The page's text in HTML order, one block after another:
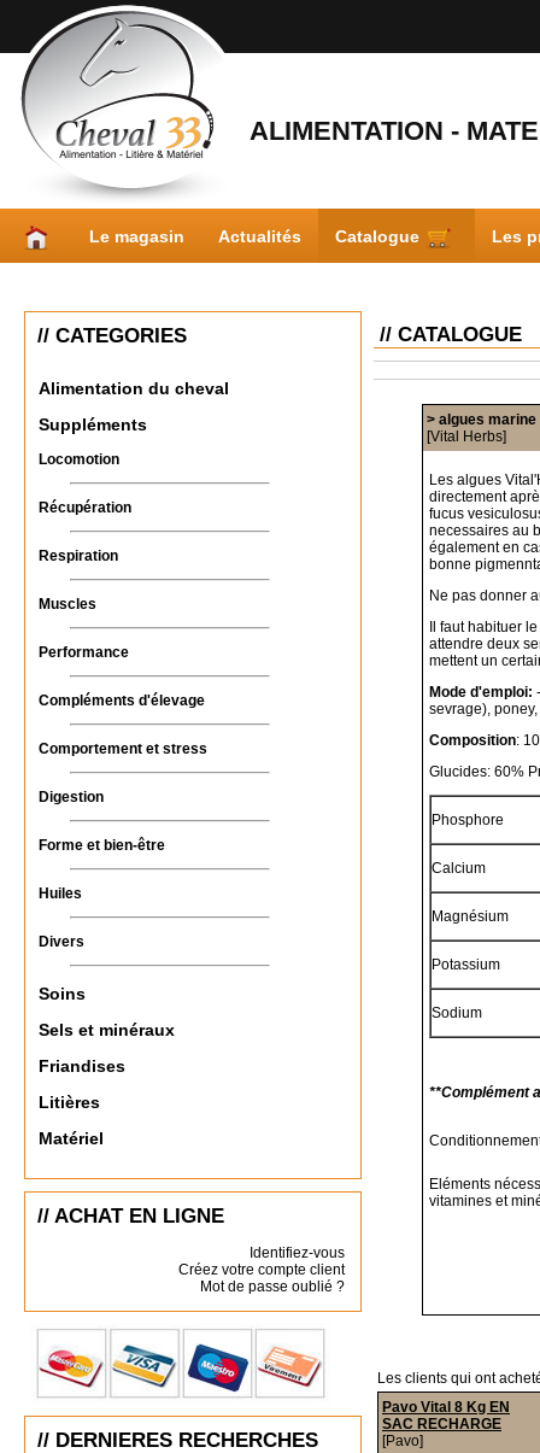
ALIMENTATION -
Le magasin Actualités Catalogue Les
// CATEGORIES
Alimentation du cheval
Suppléments
Locomotion
Récupération
Respiration
Muscles
Performance
Compléments d'élevage
Comportement et stress
Digestion
Forme et bien-être
Huiles
Divers
Soins
Sels et minéraux
Friandises
Litières
Matériel
// ACHAT EN LIGNE
Identifiez-vous
Créez votre compte client
Mot de passe oublié ?
// DERNIERES RECHERCHES
// CATALOGUE
> algues marine
[Vital Herbs]
Les algues
directement
fucus
necessaires au
également en
bonne
Ne pas donner
Il faut habituer
attendre deux
mettent un
Mode d'emploi:
sevrage),
Composition:
Glucides: 60%
Phosphore
Calcium
Magnésium
Potassium
Sodium
**Complément
Eléments
vitamines et
Les clients qui ont
Pavo Vital 8 Kg EN
SAC RECHARGE
[Pavo]